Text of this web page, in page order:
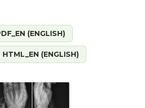
(ENGLISH)
HTML_EN (ENGLISH)